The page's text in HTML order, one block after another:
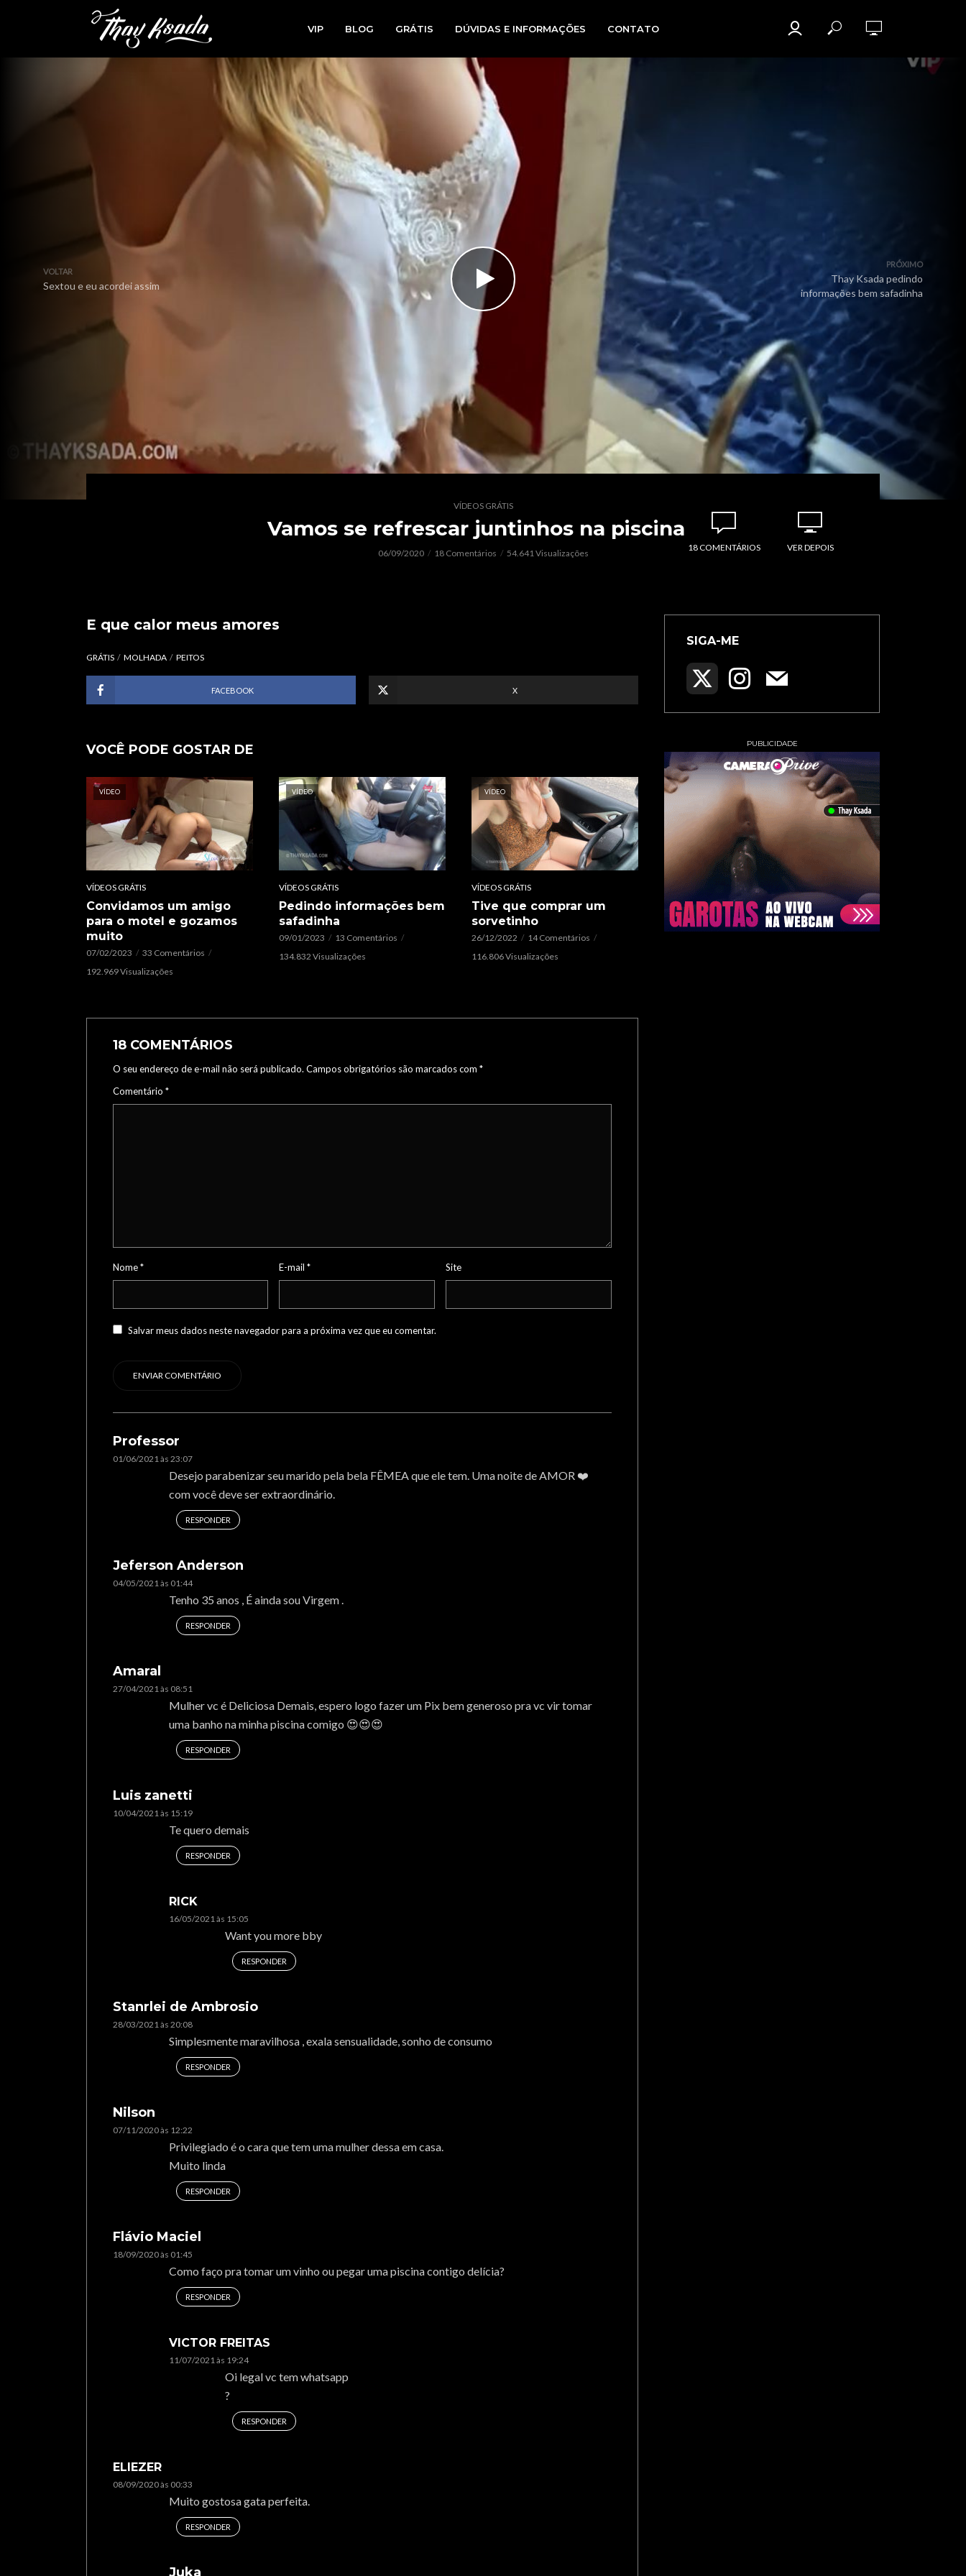
VIP BLOG GRÁTIS DÚVIDAS E INFORMAÇÕES CONTATO
VOLTAR
Sextou e eu acordei assim
PRÓXIMO
Thay Ksada pedindo
informações bem safadinha
VÍDEOS GRÁTIS
Vamos se refrescar juntinhos na piscina
06/09/2020 18 Comentários 54.641 Visualizações
18 COMENTÁRIOS VER DEPOIS
E que calor meus amores
GRÁTIS MOLHADA PEITOS
FACEBOOK X
VOCÊ PODE GOSTAR DE
VÍDEO
VÍDEOS GRÁTIS
Convidamos um amigo
para o motel e gozamos
muito
07/02/2023
33 Comentários
192.969 Visualizações
VÍDEO
VÍDEOS GRÁTIS
Pedindo informações bem
safadinha
09/01/2023
13 Comentários
134.832 Visualizações
VÍDEO
VÍDEOS GRÁTIS
Tive que comprar um
sorvetinho
26/12/2022
14 Comentários
116.806 Visualizações
18 COMENTÁRIOS
O seu endereço de e-mail não será publicado. Campos obrigatórios são marcados com *
Comentário *
Nome* E-mail* Site
Salvar meus dados neste navegador para a próxima vez que eu comentar.
Professor
01/06/2021 às 23:07
Desejo parabenizar seu marido pela bela FÊMEA que ele tem. Uma noite de AMOR ❤️
com você deve ser extraordinário.
RESPONDER
Jeferson Anderson
04/05/2021 às 01:44
Tenho 35 anos , É ainda sou Virgem .
RESPONDER
Amaral
27/04/2021 às 08:51
Mulher vc é Deliciosa Demais, espero logo fazer um Pix bem generoso pra vc vir tomar
uma banho na minha piscina comigo 😍😍😍
RESPONDER
Luis zanetti
10/04/2021 às 15:19
Te quero demais
RESPONDER
RICK
16/05/2021 às 15:05
Want you more bby
RESPONDER
Stanrlei de Ambrosio
28/03/2021 às 20:08
Simplesmente maravilhosa , exala sensualidade, sonho de consumo
RESPONDER
Nilson
07/11/2020 às 12:22
Privilegiado é o cara que tem uma mulher dessa em casa.
Muito linda
RESPONDER
Flávio Maciel
18/09/2020 às 01:45
Como faço pra tomar um vinho ou pegar uma piscina contigo delícia?
RESPONDER
VICTOR FREITAS
11/07/2021 às 19:24
Oi legal vc tem whatsapp
?
RESPONDER
ELIEZER
08/09/2020 às 00:33
Muito gostosa gata perfeita.
RESPONDER
Juka
SIGA-ME
PUBLICIDADE